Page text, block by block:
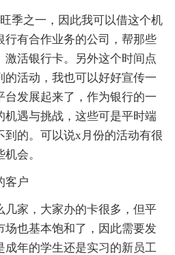
季之一，因此我可以借这个机
行有合作业务的公司，帮那些
激活银行卡。另外这个时间点
的活动，我也可以好好宣传一
台发展起来了，作为银行的一
机遇与挑战，这些可是平时端
到的。可以说x月份的活动有很
会。
客户
几家，大家办的卡很多，但平
场也基本饱和了，因此需要发
成年的学生还是实习的新员工